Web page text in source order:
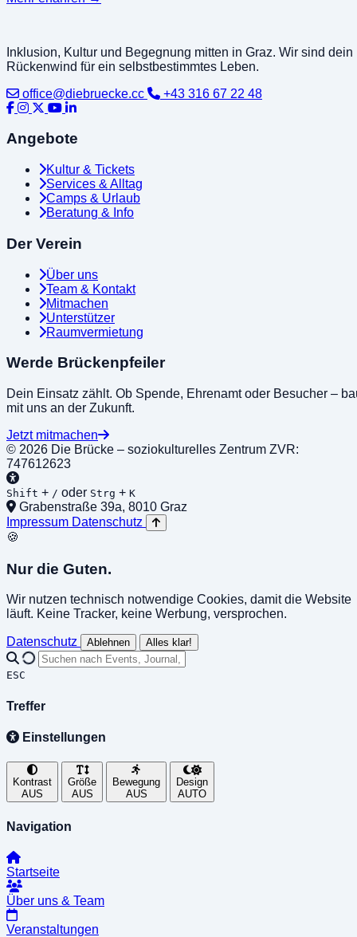
Inklusion, Kultur und Begegnung mitten in Graz. Wir sind dein
Rückenwind für ein selbstbestimmtes Leben.
office@diebruecke.cc
+43 316 67 22 48
Angebote
Kultur & Tickets
Services & Alltag
Camps & Urlaub
Beratung & Info
Der Verein
Über uns
Team & Kontakt
Mitmachen
Unterstützer
Raumvermietung
Werde Brückenpfeiler
Dein Einsatz zählt. Ob Spende, Ehrenamt oder Besucher –
mit uns an der Zukunft.
Jetzt mitmachen
© 2026 Die Brücke – soziokulturelles Zentrum ZVR:
747612623
Shift + / oder Strg + K
Grabenstraße 39a, 8010 Graz
Impressum Datenschutz
🍪
Nur die Guten.
Wir nutzen technisch notwendige Cookies, damit die Website
läuft. Keine Tracker, keine Werbung, versprochen.
Datenschutz Ablehnen Alles klar!
ESC
Treffer
Einstellungen
Kontrast
AUS
Größe
AUS
Bewegung
AUS
Design
AUTO
Navigation
Startseite
Über uns & Team
Veranstaltungen